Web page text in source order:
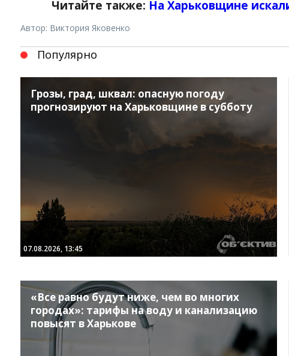
Читайте также: На Харьковщине
Автор: Виктория Яковенко
Популярно
Грозы, град, шквал: опасную погоду
прогнозируют на Харьковщине в субботу
07.08.2026, 13:45
«Все равно будут ниже, чем во многих
городах»: тарифы на воду и канализацию
повысят в Харькове